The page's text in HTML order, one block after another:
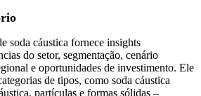
soda cáustica fornece insights
do setor, segmentação, cenário
e oportunidades de investimento. Ele
de tipos, como soda cáustica
partículas e formas sólidas –